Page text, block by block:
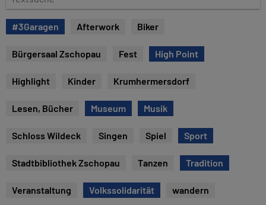
m
e
x
t
#3Garagen Afterwork Biker
Bürgersaal Zschopau Fest High Point
Highlight Kinder Krumhermersdorf
Lesen, Bücher Museum Musik
Schloss Wildeck Singen Spiel Sport
Stadtbibliothek Zschopau Tanzen Tradition
Veranstaltung Volkssolidarität wandern